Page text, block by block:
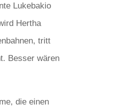
Lukebakio
Hertha
tritt
Besser wären
die einen